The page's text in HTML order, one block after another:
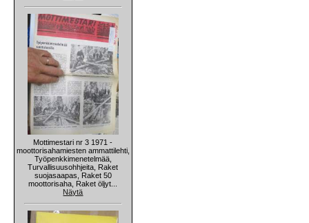
Mottimestari nr 3 1971 -
moottorisahamiesten ammattilehti,
Työpenkkimenetelmää,
Turvallisuusohhjeita, Raket
suojasaapas, Raket 50
moottorisaha, Raket öljyt...
Näytä